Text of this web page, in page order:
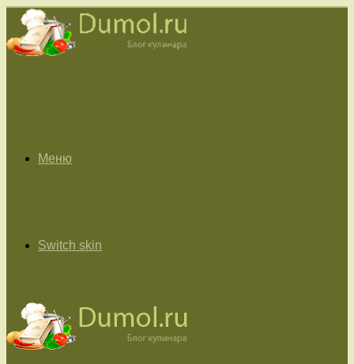
Меню
Switch skin